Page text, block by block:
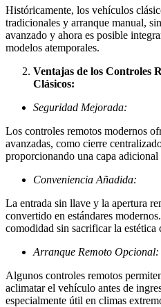
Históricamente, los vehículos
tradicionales y arranque manual,
avanzado y ahora es posible
modelos atemporales.
Ventajas de los Controles
Clásicos:
Seguridad Mejorada:
Los controles remotos modernos
avanzadas, como cierre
proporcionando una capa adicional
Conveniencia Añadida:
La entrada sin llave y la apertura
convertido en estándares
comodidad sin sacrificar la estética
Arranque Remoto Opcional:
Algunos controles remotos
aclimatar el vehículo antes de
especialmente útil en climas